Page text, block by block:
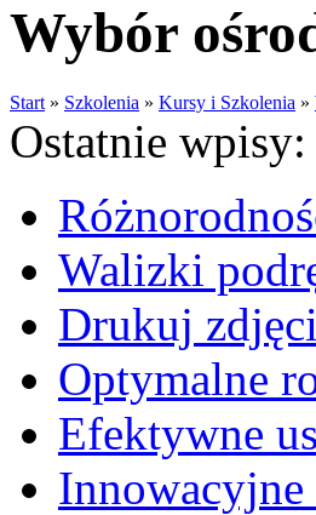
Wybór
Start » Szkolenia » Kursy i Szkolenia »
Ostatnie wpisy:
Walizki
Drukuj
Optymalne
Efektywne
Innowacyjne